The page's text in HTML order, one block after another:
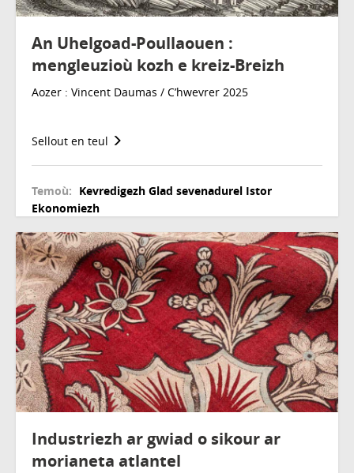
An Uhelgoad-Poullaouen :
mengleuzioù kozh e kreiz-Breizh
Aozer : Vincent Daumas / C’hwevrer 2025
Sellout en teul
Temoù: Kevredigezh Glad sevenadurel Istor
Ekonomiezh
Industriezh ar gwiad o sikour ar
morianeta atlantel